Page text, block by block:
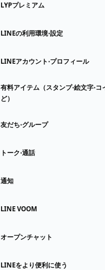
LYPプレミアム
LINEの利用環境⋅設定
LINEアカウント⋅プロフィール
有料アイテム（スタンプ⋅絵文字⋅コ
ど）
友だち⋅グループ
トーク⋅通話
通知
LINE VOOM
オープンチャット
LINEをより便利に使う